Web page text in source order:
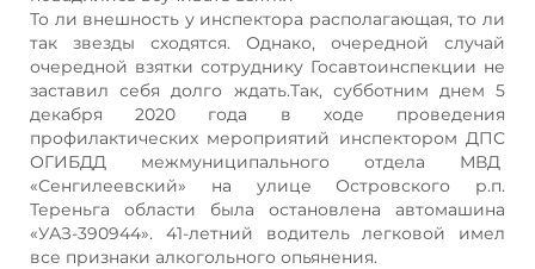
То ли внешность у инспектора располагающая, то ли
так звезды сходятся. Однако, очередной случай
очередной взятки сотруднику Госавтоинспекции не
заставил себя долго ждать.Так, субботним днем 5
декабря 2020 года в ходе проведения
профилактических мероприятий инспектором ДПС
ОГИБДД межмуниципального отдела МВД
«Сенгилеевский» на улице Островского р.п.
Тереньга области была остановлена автомашина
«УАЗ-390944». 41-летний водитель легковой имел
все признаки алкогольного опьянения.